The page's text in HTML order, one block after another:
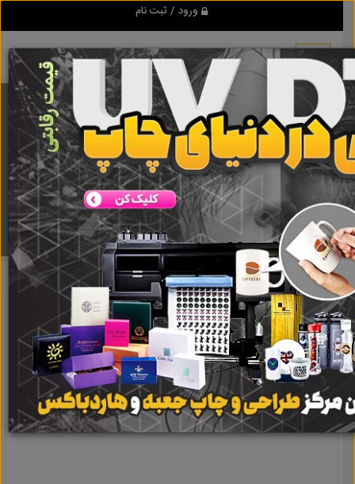
ورود / ثبت نام
برنامه اندروید تبلیغ شو
مرجع نیازمندیها و تبلیغات اینترنتی
دانلود
نتیجه ای یافت نشد